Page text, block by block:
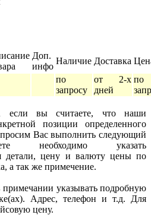
Доп.
инфо
Наличие Доставка
по
запросу
от 2-х
дней
по
если вы считаете, что наши
позиции определенного
Вас выполнить следующий
необходимо указать
детали, цену и валюту цены по
а так же примечение.
указывать подробную
Адрес, телефон и т.д. Для
цену.